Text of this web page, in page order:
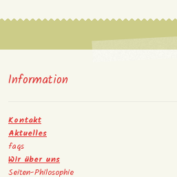
Information
Kontakt
Aktuelles
faqs
Wir über uns
Seiten-Philosophie